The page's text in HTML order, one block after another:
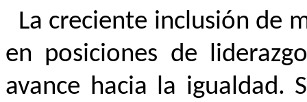
La creciente inclusión de
en posiciones de
avance hacia la igualdad.